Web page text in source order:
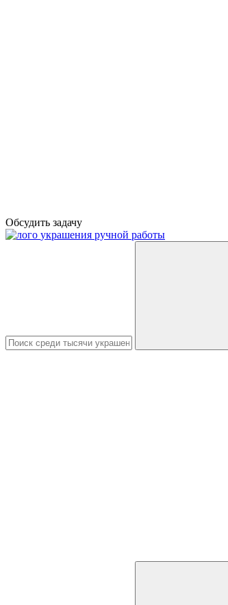
Обсудить задачу
украшения ручной работы